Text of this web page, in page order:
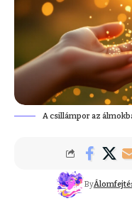
A csillámpor az
By